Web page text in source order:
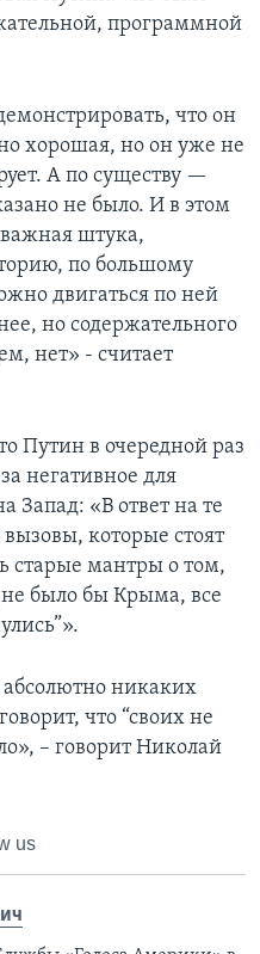
программной
что он
хорошая, но он уже не
А по существу —
не было. И в этом
важная штука,
по большому
двигаться по ней
но содержательного
нет» - считает
Путин в очередной раз
негативное для
Запад: «В ответ на те
которые стоят
старые мантры о том,
не было бы Крыма, все
абсолютно никаких
что “своих не
– говорит Николай
us